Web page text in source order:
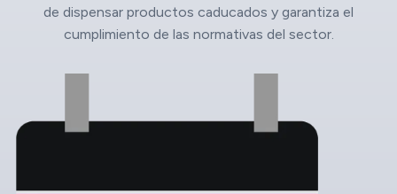
de dispensar productos caducados y garantiza el
cumplimiento de las normativas del sector.